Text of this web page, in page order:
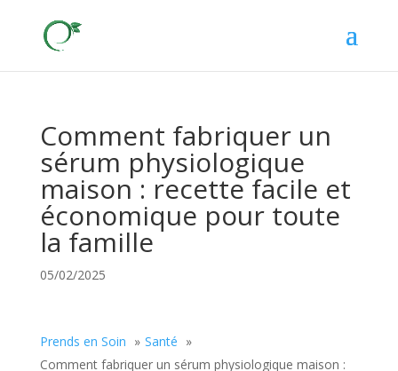
Comment fabriquer un
sérum physiologique
maison : recette facile et
économique pour toute
la famille
05/02/2025
Prends en Soin
Santé
Comment fabriquer un sérum physiologique maison :